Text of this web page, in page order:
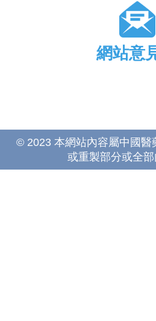
網站意
© 2023 本網站內容屬中國醫
或重製部分或全